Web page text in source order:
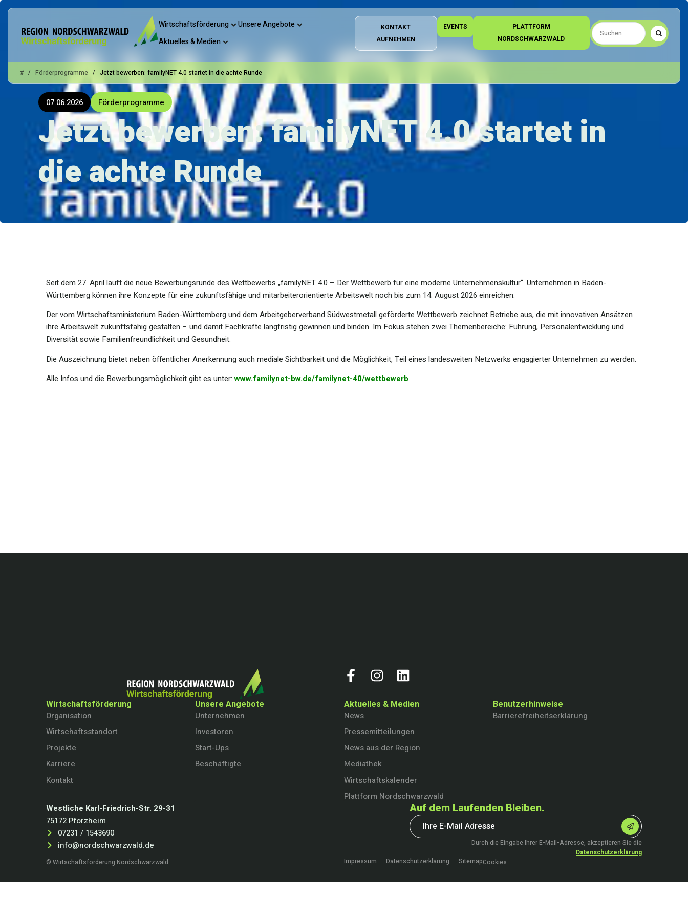
Wirtschaftsförderung
Unsere Angebote
Aktuelles & Medien
KONTAKT
AUFNEHMEN
EVENTS
PLATTFORM
NORDSCHWARZWALD
# / Förderprogramme / Jetzt bewerben: familyNET 4.0 startet in die achte Runde
07.06.2026 Förderprogramme
Jetzt bewerben: familyNET 4.0 startet in
die achte Runde
Seit dem 27. April läuft die neue Bewerbungsrunde des Wettbewerbs „familyNET 4.0 – Der Wettbewerb für eine moderne Unternehmenskultur“. Unternehmen in Baden-
Württemberg können ihre Konzepte für eine zukunftsfähige und mitarbeiterorientierte Arbeitswelt noch bis zum 14. August 2026 einreichen.
Der vom Wirtschaftsministerium Baden-Württemberg und dem Arbeitgeberverband Südwestmetall geförderte Wettbewerb zeichnet Betriebe aus, die mit innovativen Ansätzen
ihre Arbeitswelt zukunftsfähig gestalten – und damit Fachkräfte langfristig gewinnen und binden. Im Fokus stehen zwei Themenbereiche: Führung, Personalentwicklung und
Diversität sowie Familienfreundlichkeit und Gesundheit.
Die Auszeichnung bietet neben öffentlicher Anerkennung auch mediale Sichtbarkeit und die Möglichkeit, Teil eines landesweiten Netzwerks engagierter Unternehmen zu werden.
Alle Infos und die Bewerbungsmöglichkeit gibt es unter:www.familynet-bw.de/familynet-40/wettbewerb
Wirtschaftsförderung
Organisation
Wirtschaftsstandort
Projekte
Karriere
Kontakt
Unsere Angebote
Unternehmen
Investoren
Start-Ups
Beschäftigte
Aktuelles & Medien
News
Pressemitteilungen
News aus der Region
Mediathek
Wirtschaftskalender
Plattform Nordschwarzwald
Benutzerhinweise
Barrierefreiheitserklärung
Westliche Karl-Friedrich-Str. 29-31
75172 Pforzheim
07231 / 1543690
info@nordschwarzwald.de
Auf dem Laufenden Bleiben.
Durch die Eingabe Ihrer E-Mail-Adresse, akzeptieren Sie die
Datenschutzerklärung
© Wirtschaftsförderung Nordschwarzwald
Impressum Datenschutzerklärung SitemapCookies